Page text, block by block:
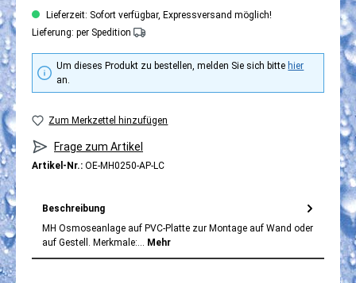
Lieferzeit: Sofort verfügbar, Expressversand möglich!
Lieferung: per Spedition
Um dieses Produkt zu bestellen, melden Sie sich bitte hier
an.
Zum Merkzettel hinzufügen
Frage zum Artikel
Artikel-Nr.: OE-MH0250-AP-LC
Beschreibung
MH Osmoseanlage auf PVC-Platte zur Montage auf Wand oder
auf Gestell. Merkmale:… Mehr